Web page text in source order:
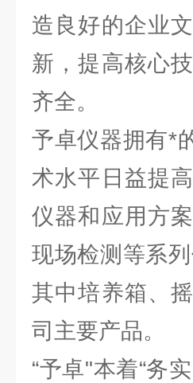
造良好的企业
新，提高核心
齐全。
予卓仪器拥有*
术水平日益提
仪器和应用方
现场检测等系
其中培养箱、
司主要产品。
“予卓"本着“务